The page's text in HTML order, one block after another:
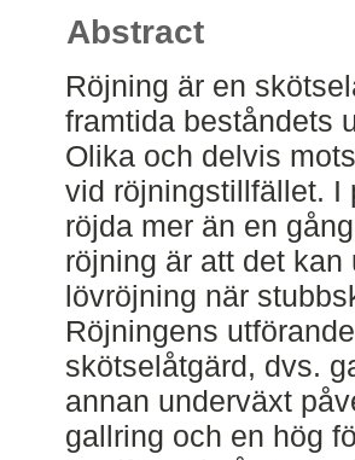
Abstract
Röjning är en
framtida beståndets
Olika och delvis
vid röjningstillfället. I
röjda mer än en
röjning är att det
lövröjning när
Röjningens
skötselåtgärd, dvs.
annan underväxt
gallring och en hög